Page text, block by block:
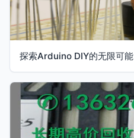
探索Arduino DIY的无限可